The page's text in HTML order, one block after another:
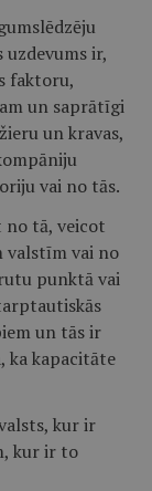
ir,
faktoru,
un saprātīgi
un kravas,
vai no tās.
no tā, veicot
valstīm vai no
punktā vai
un tās ir
ka kapacitāte
kur ir
kur ir to